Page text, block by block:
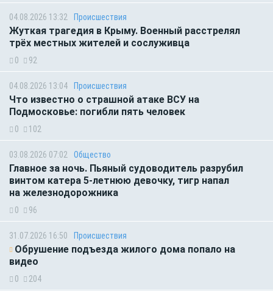
04.08.2026 13:32 Происшествия
Жуткая трагедия в Крыму. Военный расстрелял
трёх местных жителей и сослуживца
0 92
04.08.2026 13:04 Происшествия
Что известно о страшной атаке ВСУ на
Подмосковье: погибли пять человек
0 102
03.08.2026 07:02 Общество
Главное за ночь. Пьяный судоводитель разрубил
винтом катера 5-летнюю девочку, тигр напал
на железнодорожника
0 96
31.07.2026 16:50 Происшествия
Обрушение подъезда жилого дома попало на
видео
0 204